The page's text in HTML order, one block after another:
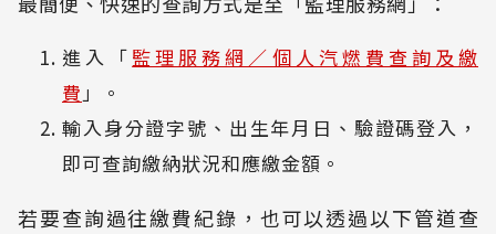
進入「 監理服務網／個人汽燃費查詢及繳
費 」。
輸入身分證字號、出生年月日、驗證碼登入，
即可查詢繳納狀況和應繳金額。
若要查詢過往繳費紀錄，也可以透過以下管道查